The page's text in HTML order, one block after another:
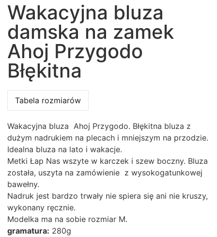
Wakacyjna bluza
damska na zamek
Ahoj Przygodo
Błękitna
Tabela rozmiarów
Wakacyjna bluza Ahoj Przygodo. Błękitna bluza z
dużym nadrukiem na plecach i mniejszym na przodzie.
Idealna bluza na lato i wakacje.
Metki Łap Nas wszyte w karczek i szew boczny. Bluza
została, uszyta na zamówienie z wysokogatunkowej
bawełny.
Nadruk jest bardzo trwały nie spiera się ani nie kruszy,
wykonany ręcznie.
Modelka ma na sobie rozmiar M.
gramatura: 280g